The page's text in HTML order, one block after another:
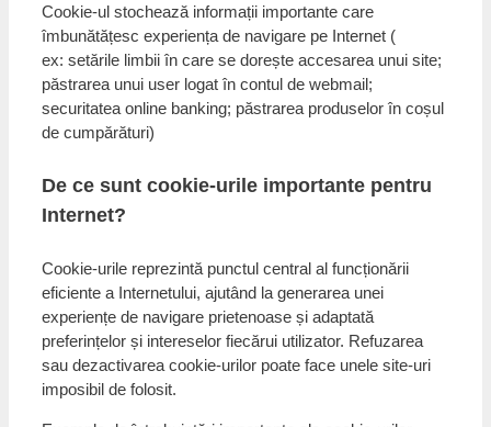
Cookie-ul stochează informații importante care
îmbunătățesc experiența de navigare pe Internet (
ex: setările limbii în care se dorește accesarea unui site;
păstrarea unui user logat în contul de webmail;
securitatea online banking; păstrarea produselor în coșul
de cumpărături)
De ce sunt cookie-urile importante pentru
Internet?
Cookie-urile reprezintă punctul central al funcționării
eficiente a Internetului, ajutând la generarea unei
experiențe de navigare prietenoase și adaptată
preferințelor și intereselor fiecărui utilizator. Refuzarea
sau dezactivarea cookie-urilor poate face unele site-uri
imposibil de folosit.